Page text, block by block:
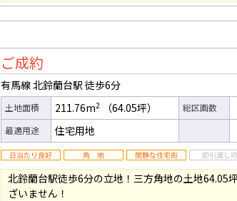
ご成約
有馬線 北鈴蘭台駅 徒歩6分
土地面積 211.76m2 （64.05坪）
総区画数
最適用途
住宅用地
北鈴蘭台駅徒歩6分の立地！三方角地の土地64.05
ざいません！